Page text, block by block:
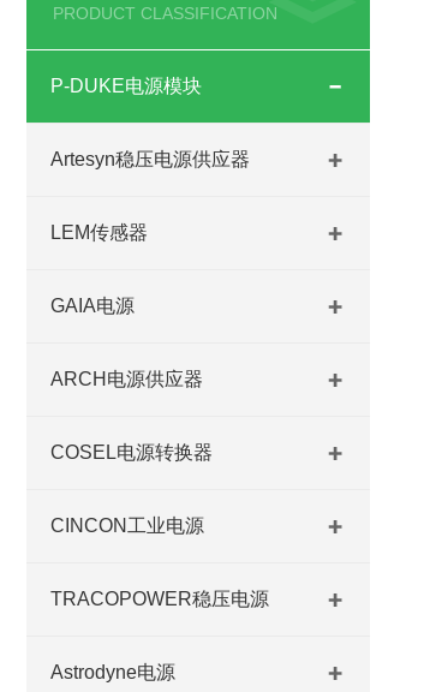
PRODUCT CLASSIFICATION
P-DUKE电源模块
Artesyn稳压电源供应器
LEM传感器
GAIA电源
ARCH电源供应器
COSEL电源转换器
CINCON工业电源
TRACOPOWER稳压电源
Astrodyne电源